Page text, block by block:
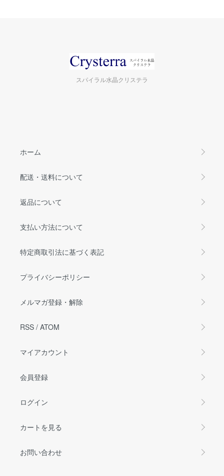
スパイラル水晶クリステラ
ホーム
配送・送料について
返品について
支払い方法について
特定商取引法に基づく表記
プライバシーポリシー
メルマガ登録・解除
RSS / ATOM
マイアカウント
会員登録
ログイン
カートを見る
お問い合わせ